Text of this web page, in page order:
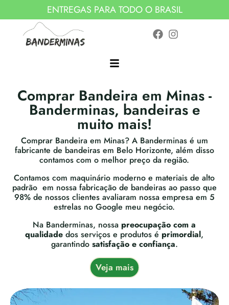
ENTREGAS PARA TODO O BRASIL
Comprar Bandeira em Minas -
Banderminas, bandeiras e
muito mais!
Comprar Bandeira em Minas? A Banderminas é um
fabricante de bandeiras em Belo Horizonte, além disso
contamos com o melhor preço da região.
Contamos com maquinário moderno e materiais de alto
padrão em nossa fabricação de bandeiras ao passo que
98% de nossos clientes avaliaram nossa empresa em 5
estrelas no Google meu negócio.
Na Banderminas, nossa preocupação com a
qualidade dos serviços e produtos é primordial,
garantindo satisfação e confiança.
Veja mais